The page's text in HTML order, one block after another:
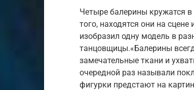
Четыре балерины кружатся
того, находятся они на
изобразил одну модель в
танцовщицы.«Балерины
замечательные ткани и
очередной раз называли
фигурки предстают на